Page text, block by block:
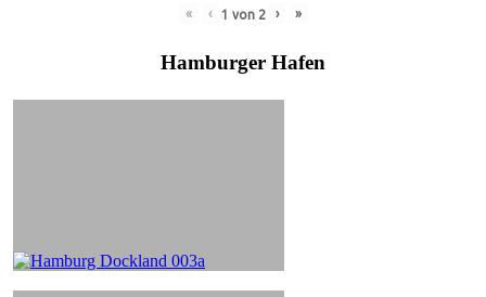
« ‹ 1 von 2 › »
Hamburger Hafen